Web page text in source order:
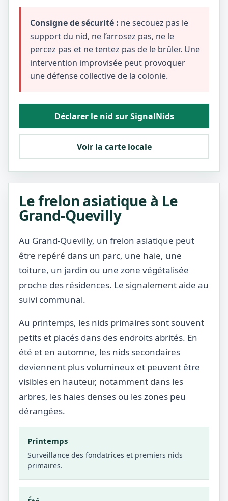
Consigne de sécurité : ne secouez pas le
support du nid, ne l’arrosez pas, ne le
percez pas et ne tentez pas de le brûler. Une
intervention improvisée peut provoquer
une défense collective de la colonie.
Déclarer le nid sur SignalNids
Voir la carte locale
Le frelon asiatique à Le
Grand-Quevilly
Au Grand-Quevilly, un frelon asiatique peut
être repéré dans un parc, une haie, une
toiture, un jardin ou une zone végétalisée
proche des résidences. Le signalement aide au
suivi communal.
Au printemps, les nids primaires sont souvent
petits et placés dans des endroits abrités. En
été et en automne, les nids secondaires
deviennent plus volumineux et peuvent être
visibles en hauteur, notamment dans les
arbres, les haies denses ou les zones peu
dérangées.
Printemps
Surveillance des fondatrices et premiers nids
primaires.